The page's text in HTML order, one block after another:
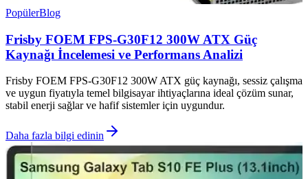
PopülerBlog
Frisby FOEM FPS-G30F12 300W ATX Güç
Kaynağı İncelemesi ve Performans Analizi
Frisby FOEM FPS-G30F12 300W ATX güç kaynağı, sessiz çalışma
ve uygun fiyatıyla temel bilgisayar ihtiyaçlarına ideal çözüm sunar,
stabil enerji sağlar ve hafif sistemler için uygundur.
Daha fazla bilgi edinin